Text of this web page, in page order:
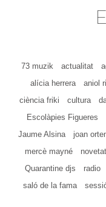
73 muzik actualitat
alícia herrera
aniol
ciència friki
cultura
Escolàpies Figueres
Jaume Alsina
joan
mercè mayné
Quarantine djs
radio
saló de la fama